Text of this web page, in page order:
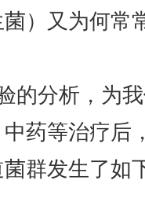
）又为何常
的分析，为
药等治疗后
群发生了如